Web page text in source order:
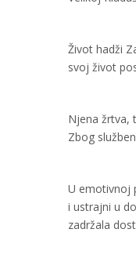
Život hadži
svoj život
Njena žrtva,
Zbog
U emotivnoj
i ustrajni u
zadržala